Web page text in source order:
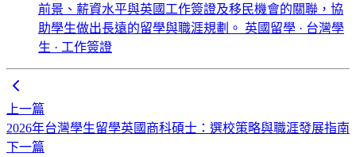
前景、薪資水平與英國工作簽證及移民機會的關聯，協
助學生做出長遠的留學與職涯規劃。 英國留學 · 台灣學
生 · 工作簽證
上一篇
2026年台灣學生留學英國商科碩士：選校策略與職涯發展指南
下一篇